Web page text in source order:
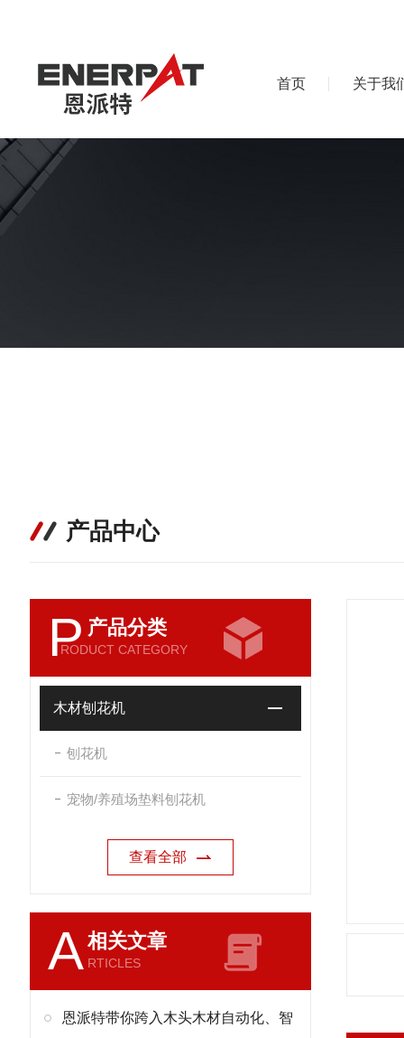
首页 关于我
产品中心
P 产品分类
RODUCT CATEGORY
木材刨花机
刨花机
宠物/养殖场垫料刨花机
查看全部
A相关文章
RTICLES
恩派特带你跨入木头木材自动化、智